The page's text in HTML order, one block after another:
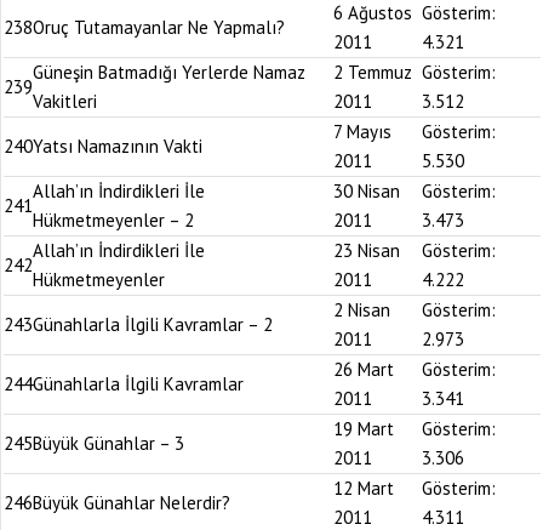
238Oruç Tutamayanlar Ne Yapmalı?
6 Ağustos
2011
Gösterim:
4.321
239
Güneşin Batmadığı Yerlerde Namaz
Vakitleri
2 Temmuz
2011
Gösterim:
3.512
240Yatsı Namazının Vakti
7 Mayıs
2011
Gösterim:
5.530
241
Allah’ın İndirdikleri İle
Hükmetmeyenler – 2
30 Nisan
2011
Gösterim:
3.473
242
Allah’ın İndirdikleri İle
Hükmetmeyenler
23 Nisan
2011
Gösterim:
4.222
243Günahlarla İlgili Kavramlar – 2
2 Nisan
2011
Gösterim:
2.973
244Günahlarla İlgili Kavramlar
26 Mart
2011
Gösterim:
3.341
245Büyük Günahlar – 3
19 Mart
2011
Gösterim:
3.306
246Büyük Günahlar Nelerdir?
12 Mart
2011
Gösterim:
4.311